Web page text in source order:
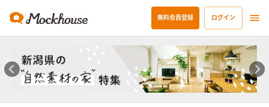
無料会員登録 ログイン